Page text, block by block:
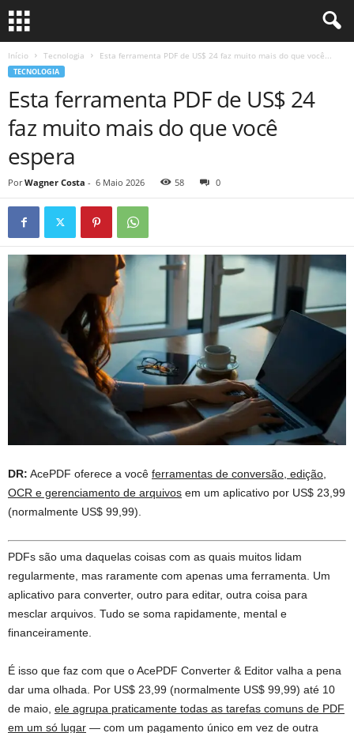
Início Tecnologia Esta ferramenta PDF de US$ 24 faz muito mais do que você...
TECNOLOGIA
Esta ferramenta PDF de US$ 24
faz muito mais do que você
espera
Por Wagner Costa - 6 Maio 2026 58 0
DR: AcePDF oferece a você ferramentas de conversão, edição,
OCR e gerenciamento de arquivos em um aplicativo por US$ 23,99
(normalmente US$ 99,99).
PDFs são uma daquelas coisas com as quais muitos lidam
regularmente, mas raramente com apenas uma ferramenta. Um
aplicativo para converter, outro para editar, outra coisa para
mesclar arquivos. Tudo se soma rapidamente, mental e
financeiramente.
É isso que faz com que o AcePDF Converter & Editor valha a pena
dar uma olhada. Por US$ 23,99 (normalmente US$ 99,99) até 10
de maio, ele agrupa praticamente todas as tarefas comuns de PDF
em um só lugar — com um pagamento único em vez de outra